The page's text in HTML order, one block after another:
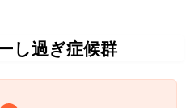
し過ぎ症候群